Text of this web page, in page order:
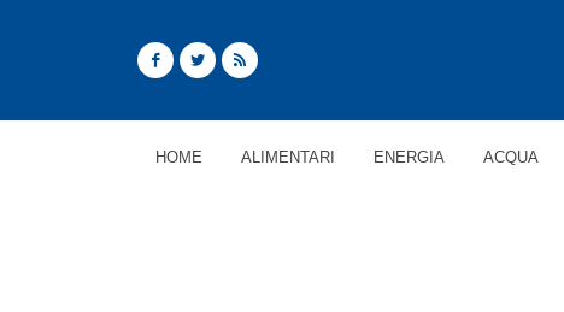
HOME ALIMENTARI ENERGIA ACQUA